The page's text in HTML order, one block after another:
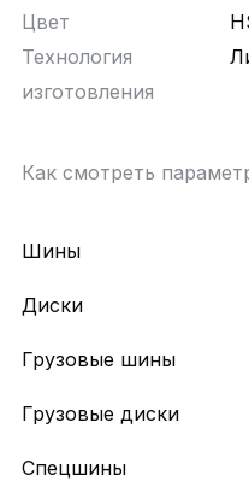
Цвет
Технология
изготовления
Как смотреть
Шины
Диски
Грузовые шины
Грузовые диски
Спецшины